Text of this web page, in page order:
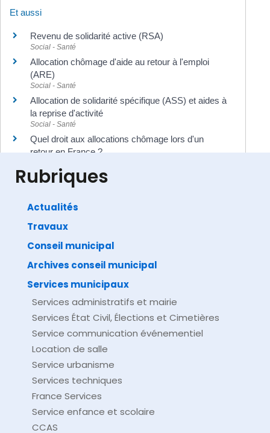
Et aussi
Revenu de solidarité active (RSA)
Social - Santé
Allocation chômage d'aide au retour à l'emploi
(ARE)
Social - Santé
Allocation de solidarité spécifique (ASS) et aides à
la reprise d'activité
Social - Santé
Quel droit aux allocations chômage lors d'un
retour en France ?
Direction de l'information légale et administrative
Rubriques
Actualités
Travaux
Conseil municipal
Archives conseil municipal
Services municipaux
Services administratifs et mairie
Services État Civil, Élections et Cimetières
Service communication événementiel
Location de salle
Service urbanisme
Services techniques
France Services
Service enfance et scolaire
CCAS